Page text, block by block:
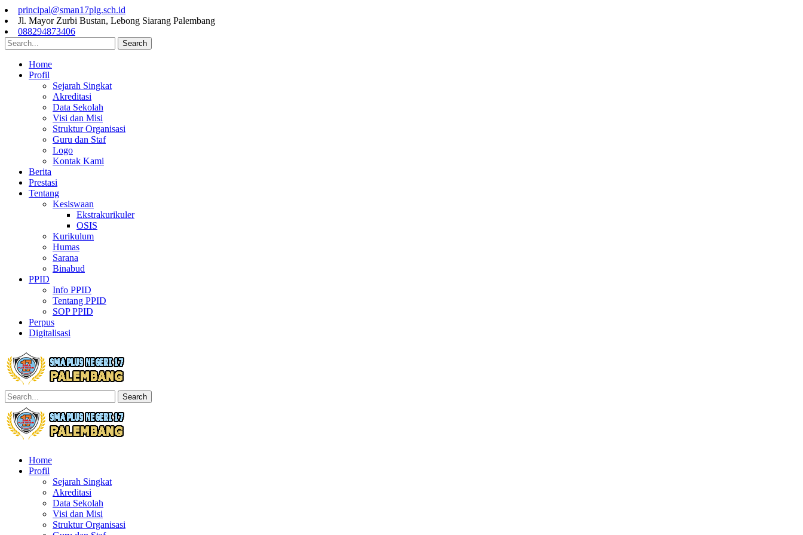
principal@sman17plg.sch.id
Jl. Mayor Zurbi Bustan, Lebong Siarang Palembang
088294873406
Search
Home
Profil
Sejarah Singkat
Akreditasi
Data Sekolah
Visi dan Misi
Struktur Organisasi
Guru dan Staf
Logo
Kontak Kami
Berita
Prestasi
Tentang
Kesiswaan
Ekstrakurikuler
OSIS
Kurikulum
Humas
Sarana
Binabud
PPID
Info PPID
Tentang PPID
SOP PPID
Perpus
Digitalisasi
Search
Home
Profil
Sejarah Singkat
Akreditasi
Data Sekolah
Visi dan Misi
Struktur Organisasi